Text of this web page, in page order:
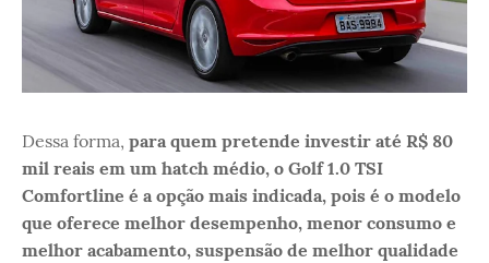
Dessa forma, para quem pretende investir até R$ 80
mil reais em um hatch médio, o Golf 1.0 TSI
Comfortline é a opção mais indicada, pois é o modelo
que oferece melhor desempenho, menor consumo e
melhor acabamento, suspensão de melhor qualidade